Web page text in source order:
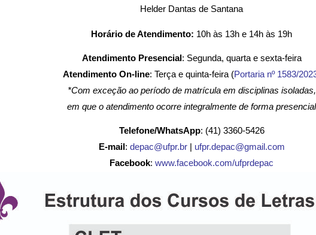
Helder Dantas de Santana
Horário de Atendimento: 10h às 13h e 14h às 19h
Atendimento Presencial: Segunda, quarta e sexta-feira
Atendimento On-line: Terça e quinta-feira (Portaria nº 1583/
*Com exceção ao período de matrícula em disciplinas isoladas,
em que o atendimento ocorre integralmente de forma presencial
Telefone/WhatsApp: (41) 3360-5426
E-mail: depac@ufpr.br| ufpr.depac@gmail.com
Facebook: www.facebook.com/ufprdepac